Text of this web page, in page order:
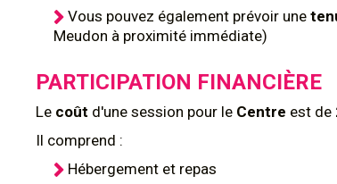
Vous pouvez également prévoir une
Meudon à proximité immédiate)
PARTICIPATION FINANCIÈRE
Le coût d'une session pour le Centre est de
Il comprend :
Hébergement et repas